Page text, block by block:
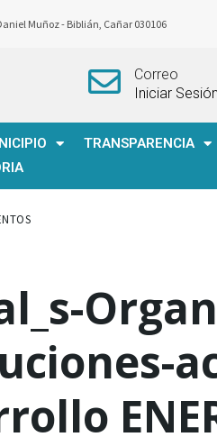
Muñoz - Biblián, Cañar 030106
Correo
Iniciar Sesión
TRANSPARENCIA